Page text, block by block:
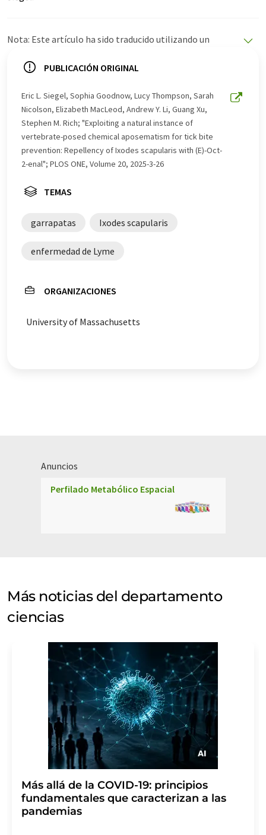
Nota: Este artículo ha sido traducido utilizando un
ofrece estas traducciones automáticas para presentar
este artículo ha sido traducido con traducción
automática, es posible que contenga errores de
vocabulario, sintaxis o gramática. El artículo original en
Inglés se puede encontraraquí.
PUBLICACIÓN ORIGINAL
Eric L. Siegel, Sophia Goodnow, Lucy Thompson, Sarah
Nicolson, Elizabeth MacLeod, Andrew Y. Li, Guang Xu,
Stephen M. Rich; "Exploiting a natural instance of
vertebrate-posed chemical aposematism for tick bite
prevention: Repellency of Ixodes scapularis with (E)-Oct-
2-enal"; PLOS ONE, Volume 20, 2025-3-26
TEMAS
garrapatas Ixodes scapularis
enfermedad de Lyme
ORGANIZACIONES
University of Massachusetts
Anuncios
Perfilado Metabólico Espacial
Más noticias del departamento
ciencias
Más allá de la COVID-19: principios
fundamentales que caracterizan a las
pandemias